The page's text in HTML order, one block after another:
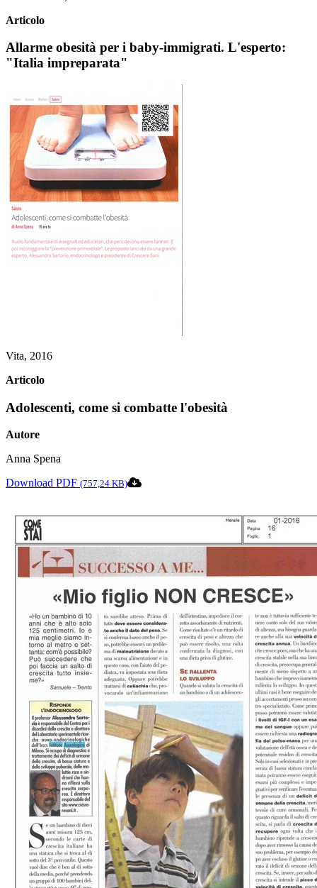
Articolo
Allarme obesità per i baby-immigrati. L'esperto:
"Italia impreparata"
Vita, 2016
Articolo
Adolescenti, come si combatte l'obesità
Autore
Anna Spena
Download PDF (757,24 KB)